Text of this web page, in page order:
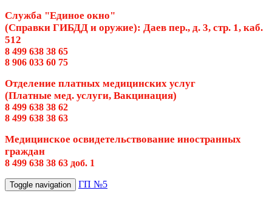
Служба "Единое окно"
(Справки ГИБДД и оружие): Даев пер., д. 3, стр. 1, каб.
512
8 499 638 38 65
8 906 033 60 75
Отделение платных медицинских услуг
(Платные мед. услуги, Вакцинация)
8 499 638 38 62
8 499 638 38 63
Медицинское освидетельствование иностранных
граждан
8 499 638 38 63 доб. 1
Toggle navigation ГП №5